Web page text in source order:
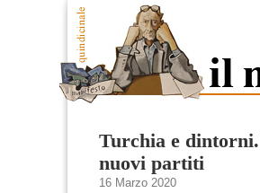
Turchia e
nuovi partiti
16 Marzo 2020